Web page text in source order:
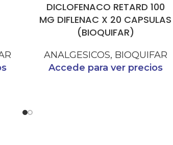
DICLOFENACO RETARD 100
MG DIFLENAC X 20 CAPSULAS
(BIOQUIFAR)
ANALGESICOS, BIOQUIFAR
Accede para ver precios